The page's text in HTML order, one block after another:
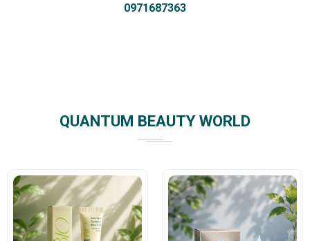
0971687363
QUANTUM BEAUTY WORLD